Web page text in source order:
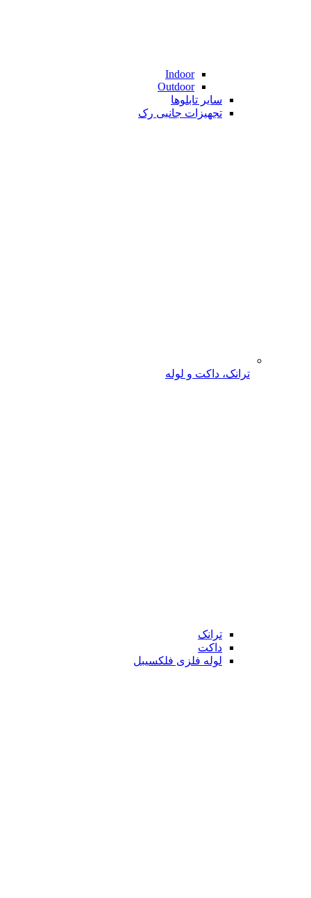
Indoor
Outdoor
سایر تابلوها
تجهیزات جانبی رک
ترانک، داکت و لوله
ترانک
داکت
لوله فلزی فلکسیبل